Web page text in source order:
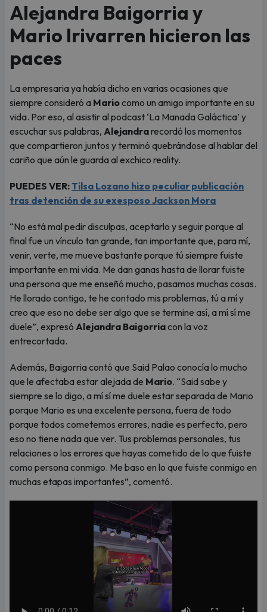
Alejandra Baigorria y
Mario Irivarren hicieron las
paces
La empresaria ya había dicho en varias ocasiones que
siempre consideró a Mariocomo un amigo importante en su
vida. Por eso, al asistir al podcast ‘La Manada Galáctica’ y
escuchar sus palabras, Alejandrarecordó los momentos
que compartieron juntos y terminó quebrándose al hablar del
cariño que aún le guarda al exchico reality.
PUEDES VER:Tilsa Lozano hizo peculiar publicación
tras detención de su exesposo Jackson Mora
“No está mal pedir disculpas, aceptarlo y seguir porque al
final fue un vínculo tan grande, tan importante que, para mí,
venir, verte, me mueve bastante porque tú siempre fuiste
importante en mi vida. Me dan ganas hasta de llorar fuiste
una persona que me enseñó mucho, pasamos muchas cosas.
He llorado contigo, te he contado mis problemas, tú a mí y
creo que eso no debe ser algo que se termine así, a mí sí me
duele”, expresó Alejandra Baigorriacon la voz
entrecortada.
Además, Baigorria contó que Said Palao conocía lo mucho
que le afectaba estar alejada de Mario. “Said sabe y
siempre se lo digo, a mí sí me duele estar separada de Mario
porque Mario es una excelente persona, fuera de todo
porque todos cometemos errores, nadie es perfecto, pero
eso no tiene nada que ver. Tus problemas personales, tus
relaciones o los errores que hayas cometido de lo que fuiste
como persona conmigo. Me baso en lo que fuiste conmigo en
muchas etapas importantes”, comentó.